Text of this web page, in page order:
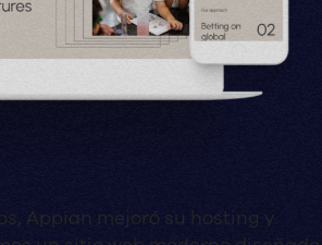
Appian mejoró su hosting y